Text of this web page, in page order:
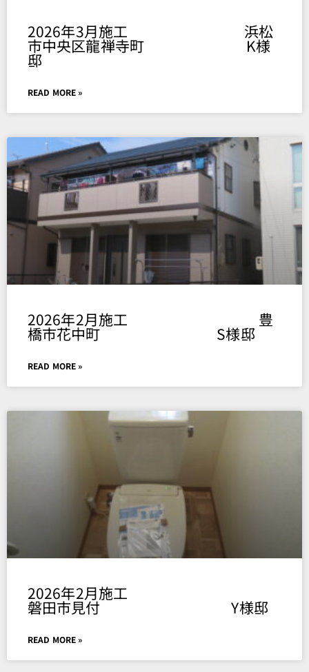
2026年3月施工 浜松
市中央区龍禅寺町 K様
邸
READ MORE »
2026年2月施工 豊
橋市花中町 S様邸
READ MORE »
2026年2月施工
磐田市見付 Y様邸
READ MORE »